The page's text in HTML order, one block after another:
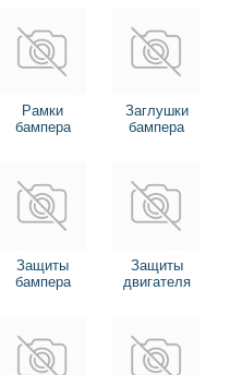
Рамки
бампера
Заглушки
бампера
Защиты
бампера
Защиты
двигателя